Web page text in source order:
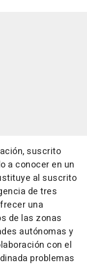
suscrito
a conocer en un
al suscrito
de tres
una
de las zonas
autónomas y
con el
problemas